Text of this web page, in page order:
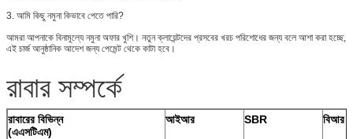
3. আমি কিছু নমুনা কিভাবে পেতে পারি?
আমরা আপনাকে বিনামূল্যে নমুনা অফার খুশি। নতুন ক্লায়েন্টদের প্রসবের খরচ পরিশোধের জন্য বলে আশা করা হচ্ছে,
এই চার্জ আনুষ্ঠানিক আদেশ জন্য পেমেন্ট থেকে কাটা হবে।
রাবার সম্পর্কে
রাবারের বিভিন্ন
(এএসটিএম)
আইআর SBR বিআর